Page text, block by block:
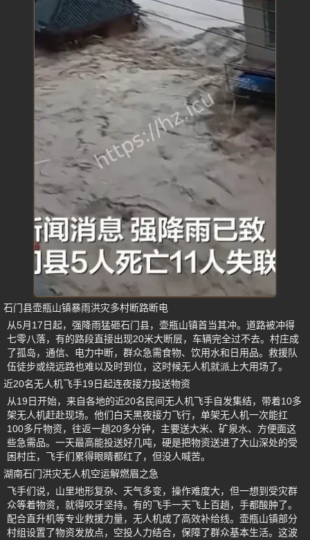
石门县壶瓶山镇暴雨洪灾多村断路断电
从5月17日起，强降雨猛砸石门县，壶瓶山镇首当其冲。道路被冲得
七零八落，有的路段直接出现20米大断层，车辆完全过不去。村庄成
了孤岛，通信、电力中断，群众急需食物、饮用水和日用品。救援队
伍徒步或绕远路也难以及时到位，这时候无人机就派上大用场了。
近20名无人机飞手19日起连夜接力投送物资
从19日开始，来自各地的近20名民间无人机飞手自发集结，带着10多
架无人机赶赴现场。他们白天黑夜接力飞行，单架无人机一次能扛
100多斤物资，往返一趟20多分钟，主要送大米、矿泉水、方便面这
些急需品。一天最高能投送好几吨，硬是把物资送进了大山深处的受
困村庄，飞手们累得眼睛都红了，但没人喊苦。
湖南石门洪灾无人机空运解燃眉之急
飞手们说，山里地形复杂、天气多变，操作难度大，但一想到受灾群
众等着物资，就得咬牙坚持。有的飞手一天飞上百趟，手都酸肿了。
配合直升机等专业救援力量，无人机成了高效补给线。壶瓶山镇部分
村组设置了物资发放点，空投人力结合，保障了群众基本生活。这波